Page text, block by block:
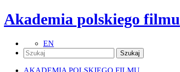
Akademia polskiego filmu
EN
AKADEMIA POLSKIEGO FILMU